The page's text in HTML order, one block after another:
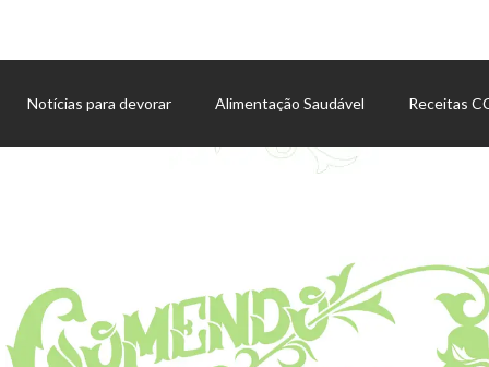
Notícias para devorar Alimentação Saudável Receitas